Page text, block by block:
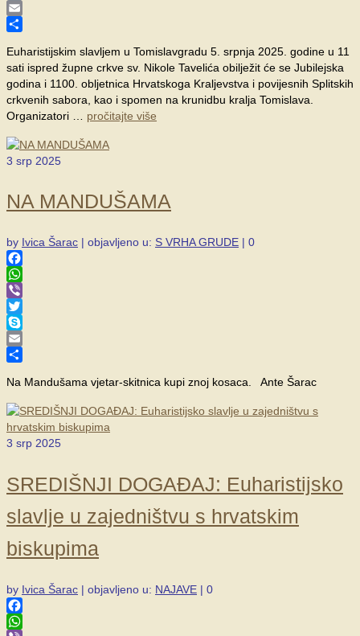
Skype
Email
Euharistijskim slavljem u Tomislavgradu 5. srpnja 2025. godine u 11
sati ispred župne crkve sv. Nikole Tavelića obilježit će se Jubilejska
godina i 1100. obljetnica Hrvatskoga Kraljevstva i povijesnih Splitskih
crkvenih sabora, kao i spomen na krunidbu kralja Tomislava.
Organizatori … pročitajte više
3 srp 2025
NA MANDUŠAMA
by Ivica Šarac | objavljeno u: S VRHA GRUDE | 0
Facebook
WhatsApp
Viber
Twitter
Skype
Email
Na Mandušama vjetar-skitnica kupi znoj kosaca. Ante Šarac
3 srp 2025
SREDIŠNJI DOGAĐAJ: Euharistijsko
slavlje u zajedništvu s hrvatskim
biskupima
by Ivica Šarac | objavljeno u: NAJAVE | 0
Facebook